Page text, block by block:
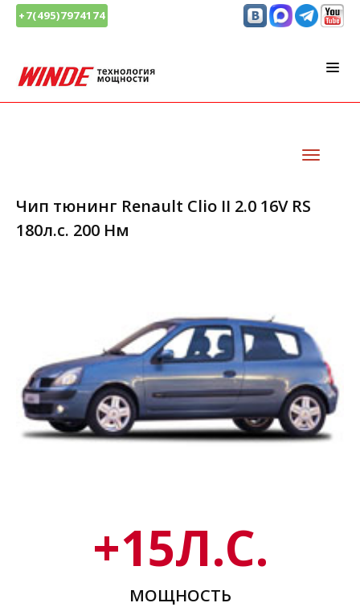
+7(495)7974174
Чип тюнинг Renault Clio II 2.0 16V RS
180л.с. 200 Нм
+15Л.С.
МОЩНОСТЬ